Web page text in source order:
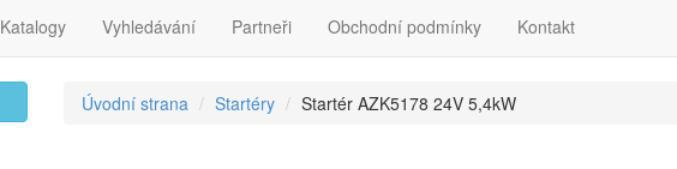
Katalogy Vyhledávání Partneři Obchodní podmínky Kontakt
Úvodní strana Startéry Startér AZK5178 24V 5,4kW